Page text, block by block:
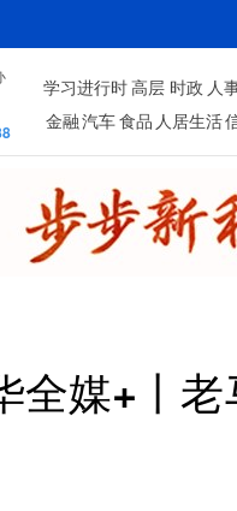
学习进行时高层 时政 人
金融汽车食品 人居生活
全媒+丨